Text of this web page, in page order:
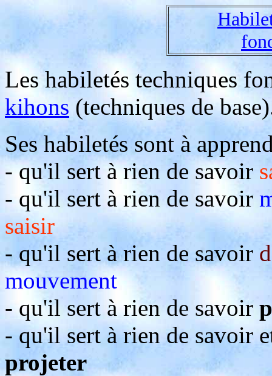
Les habiletés techniques
kihons (techniques de
Ses habiletés sont à
- qu'il sert à rien de savoir
- qu'il sert à rien de savoir
saisir
- qu'il sert à rien de savoir
mouvement
- qu'il sert à rien de savoir
- qu'il sert à rien de savoir
projeter